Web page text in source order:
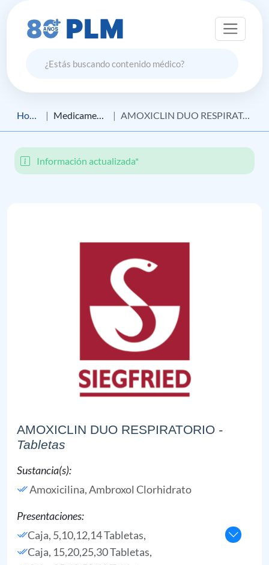
Home Medicamento AMOXICLIN DUO RESPIRATORIO
Información actualizada*
AMOXICLIN DUO RESPIRATORIO -
Tabletas
Sustancia(s):
Amoxicilina,Ambroxol Clorhidrato
Presentaciones:
Caja, 5,10,12,14 Tabletas,
Caja, 15,20,25,30 Tabletas,